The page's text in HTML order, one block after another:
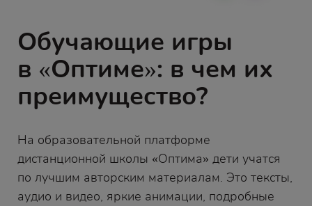
Обучающие игры
в «Оптиме»: в чем их
преимущество?
На образовательной платформе
дистанционной школы «Оптима» дети учатся
по лучшим авторским материалам. Это тексты,
аудио и видео, яркие анимации, подробные